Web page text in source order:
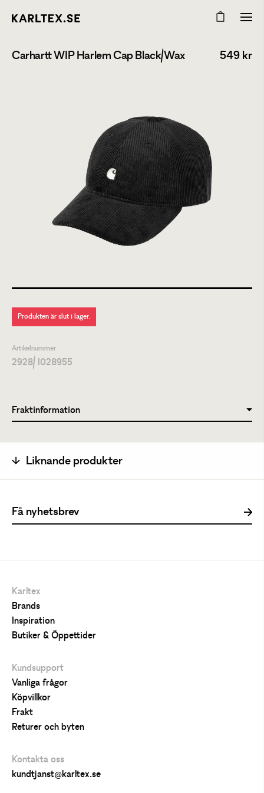
Carhartt WIP Harlem Cap Black/Wax 549 kr
Produkten är slut i lager.
Artikelnummer
2928/ I028955
Fraktinformation
Liknande produkter
Karltex
Brands
Inspiration
Butiker & Öppettider
Kundsupport
Vanliga frågor
Köpvillkor
Frakt
Returer och byten
Kontakta oss
kundtjanst@karltex.se